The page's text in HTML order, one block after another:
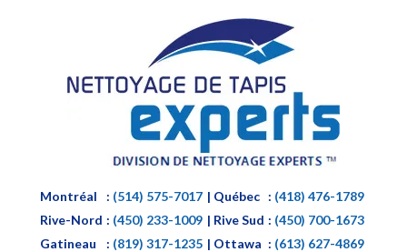
Montréal : (514) 575-7017 | Québec : (418) 476-1789
Rive-Nord : (450) 233-1009 | Rive Sud : (450) 700-1673
Gatineau
: (819) 317-1235 | Ottawa : (613) 627-4869